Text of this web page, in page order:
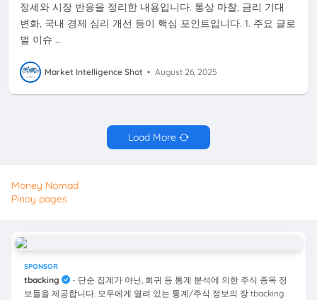
정세와 시장 반응을 정리한 내용입니다. 통상 마찰, 금리 기대
변화, 국내 경제 심리 개선 등이 핵심 포인트입니다. 1. 주요 글로
벌 이슈 …
Market Intelligence Shot • August 26, 2025
Load More
Money Nomad
Pinoy pages
SPONSOR
tbacking
- 단순 집계가 아닌, 회귀 등 통계 분석에 의한 주식 종목 정
보들을 제공합니다. 모두에게 열려 있는 통계/주식 정보의 장 tbacking